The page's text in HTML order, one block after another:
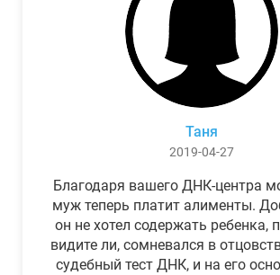
Таня
2019-04-27
Благодаря вашего ДНК-центра
муж теперь платит алименты.
он не хотел содержать ребенка,
видите ли, сомневался в
судебный тест ДНК, и на его